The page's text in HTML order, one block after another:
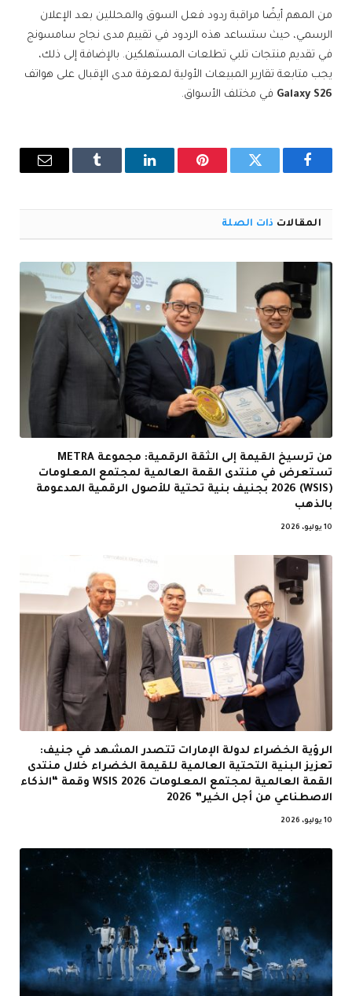
من المهم أيضًا مراقبة ردود فعل السوق والمحللين بعد الإعلان
الرسمي، حيث ستساعد هذه الردود في تقييم مدى نجاح سامسونج
في تقديم منتجات تلبي تطلعات المستهلكين. بالإضافة إلى ذلك،
يجب متابعة تقارير المبيعات الأولية لمعرفة مدى الإقبال على هواتف
Galaxy S26 في مختلف الأسواق.
فيسبوك تويتر بينتيريستلينكدإن Tumblr
البريد
المقالات ذات الصلة
من ترسيخ القيمة إلى الثقة الرقمية: مجموعة METRA
تستعرض في منتدى القمة العالمية لمجتمع المعلومات
(WSIS) 2026 بجنيف بنية تحتية للأصول الرقمية المدعومة
بالذهب
10 يوليو، 2026
الرؤية الخضراء لدولة الإمارات تتصدر المشهد في جنيف:
تعزيز البنية التحتية العالمية للقيمة الخضراء خلال منتدى
القمة العالمية لمجتمع المعلومات WSIS 2026 وقمة “الذكاء
الاصطناعي من أجل الخير” 2026
10 يوليو، 2026